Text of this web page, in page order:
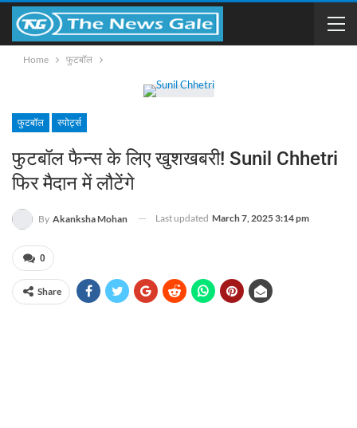
Home फुटबॉल
फुटबॉल स्पोर्ट्स
फुटबॉल फैन्स के लिए खुशखबरी! Sunil Chhetri
फिर मैदान में लौटेंगे
By Akanksha Mohan Last updated March 7, 2025 3:14 pm
0
Share